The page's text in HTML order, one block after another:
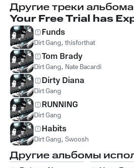
Другие треки альбома
Your Free Trial has
Funds
Dirt Gang, thisforthat
Tom Brady
Dirt Gang, Nate Bacardi
Dirty Diana
Dirt Gang
RUNNING
Dirt Gang
Habits
Dirt Gang, Swoosh
Другие альбомы